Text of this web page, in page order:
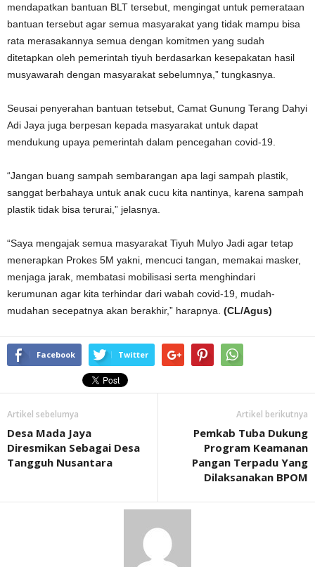
mendapatkan bantuan BLT tersebut, mengingat untuk pemerataan
bantuan tersebut agar semua masyarakat yang tidak mampu bisa
rata merasakannya semua dengan komitmen yang sudah
ditetapkan oleh pemerintah tiyuh berdasarkan kesepakatan hasil
musyawarah dengan masyarakat sebelumnya,” tungkasnya.
Seusai penyerahan bantuan tetsebut, Camat Gunung Terang Dahyi
Adi Jaya juga berpesan kepada masyarakat untuk dapat
mendukung upaya pemerintah dalam pencegahan covid-19.
“Jangan buang sampah sembarangan apa lagi sampah plastik,
sanggat berbahaya untuk anak cucu kita nantinya, karena sampah
plastik tidak bisa terurai,” jelasnya.
“Saya mengajak semua masyarakat Tiyuh Mulyo Jadi agar tetap
menerapkan Prokes 5M yakni, mencuci tangan, memakai masker,
menjaga jarak, membatasi mobilisasi serta menghindari
kerumunan agar kita terhindar dari wabah covid-19, mudah-
mudahan secepatnya akan berakhir,” harapnya. (CL/Agus)
Facebook Twitter
Artikel sebelumya
Desa Mada Jaya
Diresmikan Sebagai Desa
Tangguh Nusantara
Artikel berikutnya
Pemkab Tuba Dukung
Program Keamanan
Pangan Terpadu Yang
Dilaksanakan BPOM